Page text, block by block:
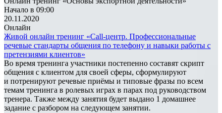
Начало в 09:00
20.11.2020
Онлайн
Живой онлайн тренинг «Call-центр. Профессиональные
речевые стандарты общения по телефону и навыки работы с
претензиями клиентов»
Во время тренинга участники постепенно составят скрипт
общения с клиентом для своей сферы, сформулируют
и потренируют речевые приёмы и типовые фразы по всем
темам тренинга в ролевых играх в парах под руководством
тренера. Также между занятия будет выдано 1 домашнее
задание с разбором на следующем занятии.